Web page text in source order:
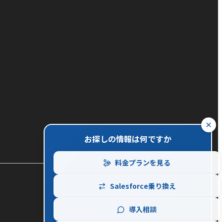
お探しの情報は何ですか
料金プランを見る
Salesforce乗り換え
導入相談
close